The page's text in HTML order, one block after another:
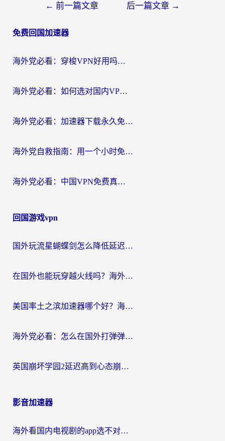
导
← 前一篇文章 后一篇文章 →
免费回国加速器
海外党必看：穿梭VPN好用吗？和云帆VPN对比哪个回国效果更好？附真实测评+避坑指南
海外党必看：如何选对国内VPN，实现无缝访问国内资源？
海外党必看：加速器下载永久免费版真的存在吗？教你无缝访问国内资源的正确姿势
海外党自救指南：用一个小时免费加速器，轻松打破国内资源访问壁垒？
海外党必看：中国VPN免费真的靠谱吗？手把手教你选对回国加速器
回国游戏vpn
国外玩流星蝴蝶剑怎么降低延迟？海外党必看的加速秘籍（含欧洲鸣潮&彩虹岛优化攻略）
在国外也能玩穿越火线吗？海外玩家国服游戏畅玩终极指南
美国率土之滨加速器哪个好？海外党国服游戏畅玩终极指南（附多游戏解决方案）
海外党必看：怎么在国外打弹弹堂不卡？番茄加速器亲测指南
英国崩坏学园2延迟高到心态崩？海外党国服游戏加速终极指南
影音加速器
海外看国内电视剧的app选不对？这份回国加速器避坑指南帮你流畅追剧